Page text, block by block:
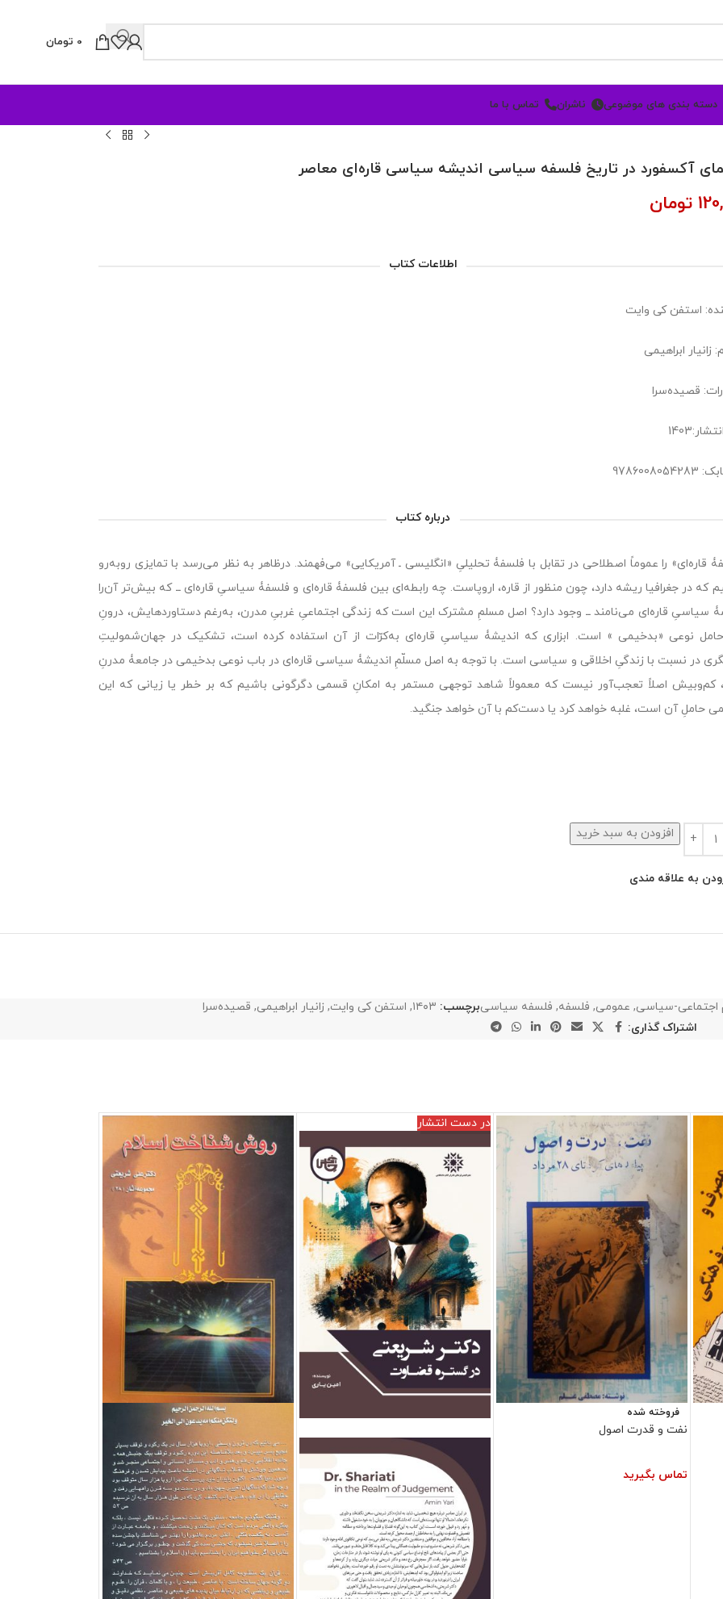
0 تومان
دسته بندی های موضوعی ناشران تماس با ما
آکسفورد در تاریخ فلسفه سیاسی اندیشه سیاسی قاره‌ای معاصر
تومان
اطلاعات کتاب
استفن کی وایت
زانیار ابراهیمی
قصیده‌سرا
درباره کتاب
قاره‌ای» را عموماً اصطلاحی در تقابل با فلسفۀ تحلیلیِ «انگلیسی ـ آمریکایی» می‌فهمند. درظاهر به نظر می‌رسد با تمایزی روبه‌رو
که در جغرافیا ریشه دارد، چون منظور از قاره، اروپاست. چه رابطه‌ای بین فلسفۀ قاره‌ای و فلسفۀ سیاسیِ قاره‌ای ــ که بیش‌تر آن‌را
سیاسیِ قاره‌ای می‌نامند ــ وجود دارد؟ اصل مسلمِ مشترک این است که زندگی اجتماعیِ غربیِ مدرن، به‌رغم دستاوردهایش، درونِ
نوعی «بدخیمی » است. ابزاری که اندیشۀ سیاسیِ قاره‌ای به‌کرّات از آن استفاده کرده است، تشکیک در جهان‌شمولیتِ
در نسبت با زندگیِ اخلاقی و سیاسی است. با توجه به اصل مسلّمِ اندیشۀ سیاسی قاره‌ای در باب نوعی بدخیمی در جامعۀ مدرنِ
کم‌وبیش اصلاً تعجب‌آور نیست که معمولاً شاهد توجهی مستمر به امکانِ قسمی دگرگونی باشیم که بر خطر یا زیانی که این
حاملِ آن است، غلبه خواهد کرد یا دست‌کم با آن خواهد جنگید.
افزودن به سبد خرید
به علاقه مندی
اجتماعی-سیاسی, عمومی, فلسفه, فلسفه سیاسیبرچسب: ۱۴۰۳, استفن کی وایت, زانیار ابراهیمی, قصیده‌سرا
اشتراک گذاری:
فروخته شده
نفت و قدرت اصول
تماس بگیرید
در دست انتشار